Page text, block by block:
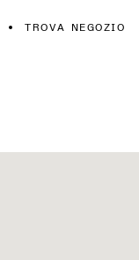
TROVA NEGOZIO